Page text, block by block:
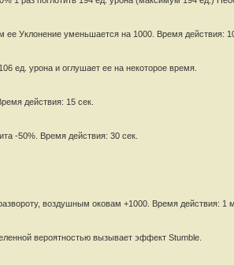
Уклонение уменьшается на 1000. Время действия:
ед. урона и оглушает ее на некоторое время.
действия: 15 сек.
-50%. Время действия: 30 сек.
воздушным оковам +1000. Время действия: 1
вероятностью вызывает эффект Stumble.